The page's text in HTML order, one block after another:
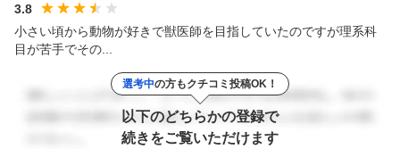
3.8
小さい頃から動物が好きで獣医師を目指していたのですが理系科
目が苦手でその...
選考中の方もクチコミ投稿OK！
以下のどちらかの登録で
続きをご覧いただけます